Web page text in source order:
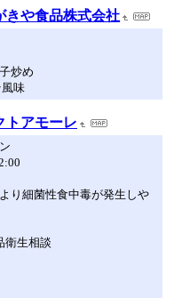
きや食品株式会社
炒め
味
トアモーレ
り細菌性食中毒が発生しや
衛生相談